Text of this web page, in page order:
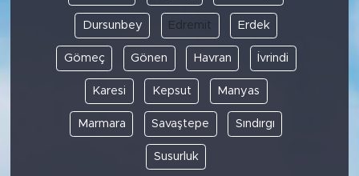
Dursunbey Edremit Erdek
Gömeç Gönen Havran İvrindi
Karesi Kepsut Manyas
Marmara Savaştepe Sındırgı
Susurluk